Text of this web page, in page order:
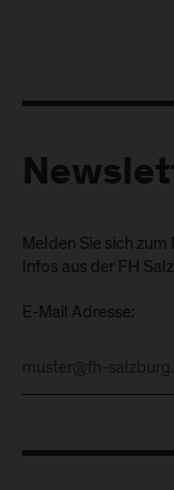
Melden Sie sich
Infos aus der FH
E-Mail Adresse: